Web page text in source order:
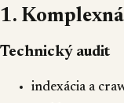
1.
Technický audit
indexácia a